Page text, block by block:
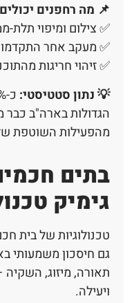
📌 מה רחפנים
✅ צילום ומיפוי
✅ מעקב אחר
✅ זיהוי חריגות
💡 נתון סטטיסטי:
הגדולות בארה"ב
מהפעילות השוטפת
בתים
גימיק
טכנולוגיות של בית
גם חיסכון משמעותי
תאורה, מיזוג,
ויעילה.